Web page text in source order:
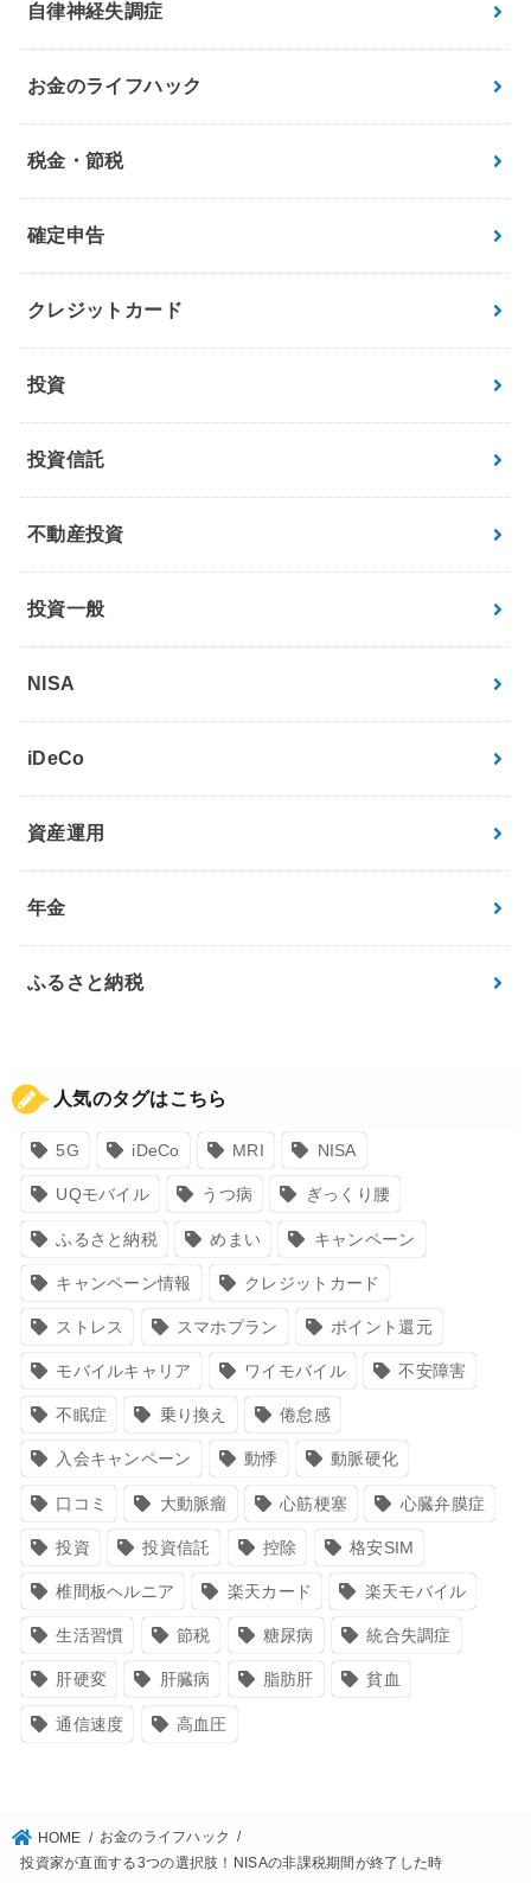
自律神経失調症
お金のライフハック
税金・節税
確定申告
クレジットカード
投資
投資信託
不動産投資
投資一般
NISA
iDeCo
資産運用
年金
ふるさと納税
人気のタグはこちら
5G iDeCo MRI NISA
UQモバイル うつ病 ぎっくり腰
ふるさと納税 めまい キャンペーン
キャンペーン情報 クレジットカード
ストレス スマホプラン ポイント還元
モバイルキャリア ワイモバイル 不安障害
不眠症 乗り換え 倦怠感
入会キャンペーン 動悸 動脈硬化
口コミ 大動脈瘤 心筋梗塞 心臓弁膜症
投資 投資信託 控除 格安SIM
椎間板ヘルニア 楽天カード 楽天モバイル
生活習慣 節税 糖尿病 統合失調症
肝硬変 肝臓病 脂肪肝 貧血
通信速度 高血圧
HOME
お金のライフハック
投資家が直面する3つの選択肢！NISAの非課税期間が終了した時